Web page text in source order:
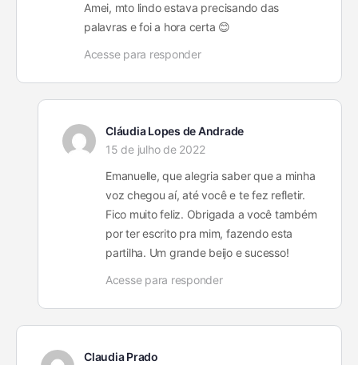
Amei, mto lindo estava precisando das
palavras e foi a hora certa 😊
Acesse para responder
Cláudia Lopes de Andrade
15 de julho de 2022
Emanuelle, que alegria saber que a minha
voz chegou aí, até você e te fez refletir.
Fico muito feliz. Obrigada a você também
por ter escrito pra mim, fazendo esta
partilha. Um grande beijo e sucesso!
Acesse para responder
Claudia Prado